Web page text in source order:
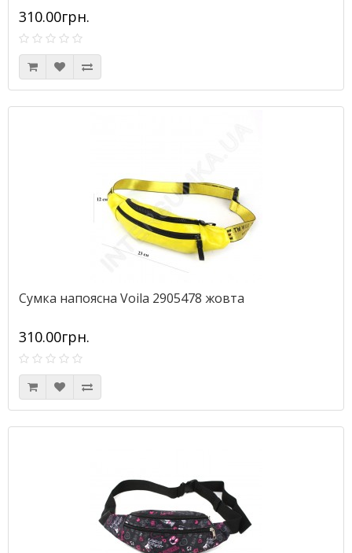
310.00грн.
Сумка напоясна Voila 2905478 жовта
310.00грн.